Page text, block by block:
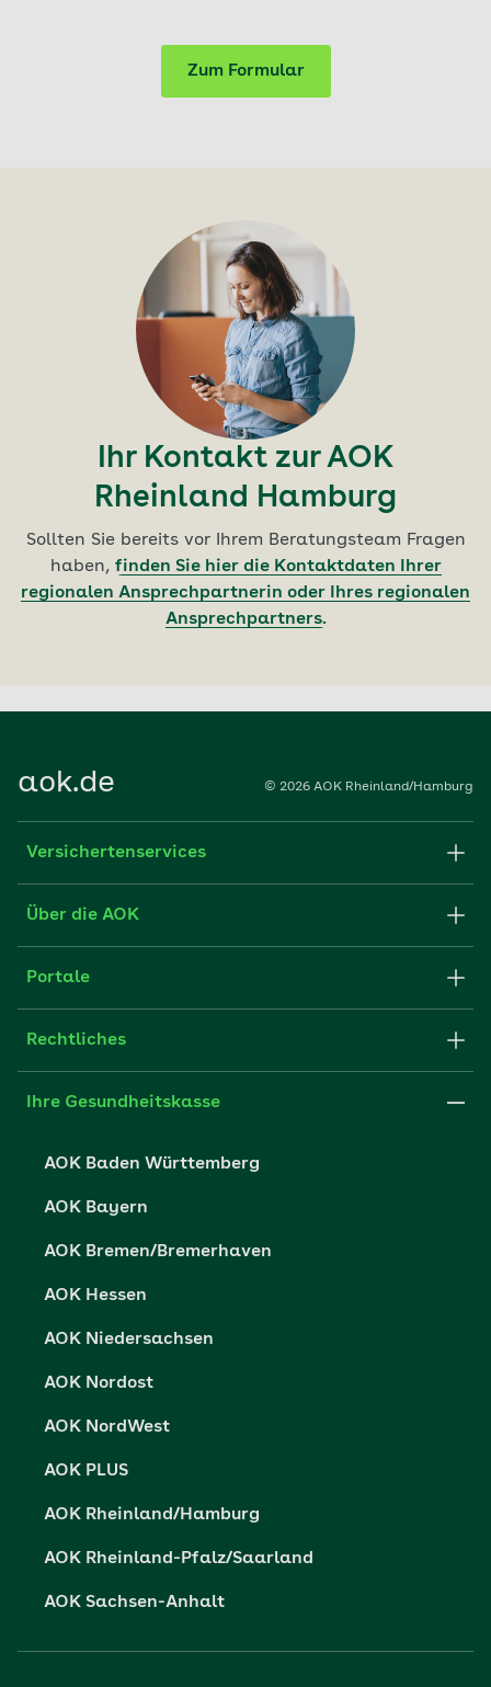
Zum Formular
Ihr Kontakt zur AOK
Rheinland Hamburg
Sollten Sie bereits vor Ihrem Beratungsteam Fragen
haben, finden Sie hier die Kontaktdaten Ihrer
regionalen Ansprechpartnerin oder Ihres regionalen
Ansprechpartners.
aok.de © 2026 AOK Rheinland/Hamburg
Versichertenservices
Apps
Über die AOK
Partner der AOK
Portale
Fachportal für Arbeitgeber
Presse
Rechtliches
Ihre Gesundheitskasse
AOK Baden Württemberg
AOK Bayern
AOK Bremen/Bremerhaven
AOK Hessen
AOK Niedersachsen
AOK Nordost
AOK NordWest
AOK PLUS
AOK Rheinland/Hamburg
AOK Rheinland-Pfalz/Saarland
AOK Sachsen-Anhalt